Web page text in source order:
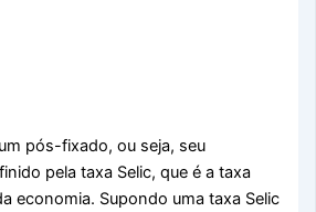
pós-fixado, ou seja, seu
pela taxa Selic, que é a taxa
economia. Supondo uma taxa Selic